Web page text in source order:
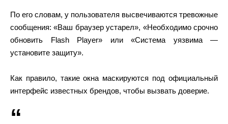
По его словам, у пользователя высвечиваются тревожные
сообщения: «Ваш браузер устарел», «Необходимо срочно
обновить Flash Player» или «Система уязвима —
установите защиту».
Как правило, такие окна маскируются под официальный
интерфейс известных брендов, чтобы вызвать доверие.